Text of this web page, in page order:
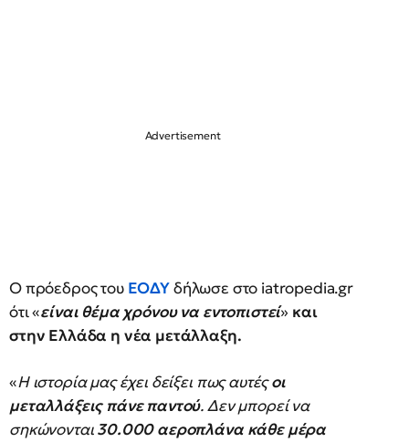
Ο πρόεδρος του ΕΟΔΥδήλωσε στο iatropedia.gr
ότι «είναι θέμα χρόνου να εντοπιστεί» και
στην Ελλάδα η νέα μετάλλαξη.
«Η ιστορία μας έχει δείξει πως αυτέςοι
μεταλλάξεις πάνε παντού. Δεν μπορεί να
σηκώνονται30.000 αεροπλάνα κάθε μέρα